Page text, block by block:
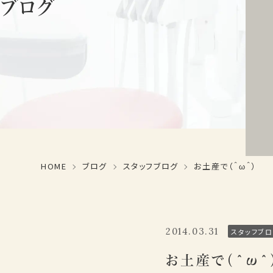
ブログ
HOME ブログ スタッフブログ お土産で（＾ω＾）
2014.03.31 スタッフブ
お土産で（＾ω＾